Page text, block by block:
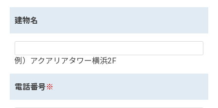
建物名
例）アクアリアタワー横浜2F
電話番号※